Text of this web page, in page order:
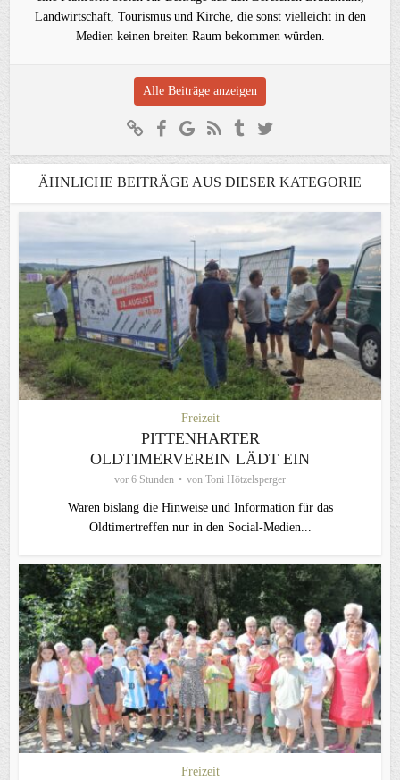
Landwirtschaft, Tourismus und Kirche, die sonst vielleicht in den
Medien keinen breiten Raum bekommen würden.
Alle Beiträge anzeigen
ÄHNLICHE BEITRÄGE AUS DIESER KATEGORIE
Freizeit
PITTENHARTER
OLDTIMERVEREIN LÄDT EIN
vor 6 Stunden von Toni Hötzelsperger
Waren bislang die Hinweise und Information für das
Oldtimertreffen nur in den Social-Medien...
Freizeit